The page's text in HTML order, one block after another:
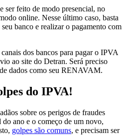
ser feito de modo presencial, no
online. Nesse último caso, basta
banco e realizar o pagamento com
dos bancos para pagar o IPVA
ao site do Detran. Será preciso
dados como seu RENAVAM.
do IPVA!
sobre os perigos de fraudes
ano e o começo de um novo,
golpes são comuns, e precisam ser